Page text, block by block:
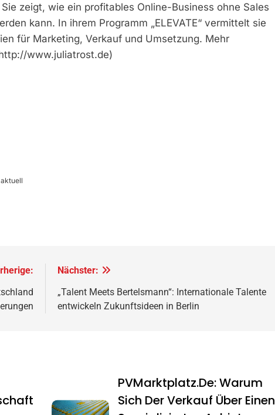
zeigt, wie ein profitables Online-Business ohne Sales
kann. In ihrem Programm „ELEVATE“ vermittelt sie
für Marketing, Verkauf und Umsetzung. Mehr
www.juliatrost.de)
Nächster:
„Talent Meets Bertelsmann“: Internationale Talente
entwickeln Zukunftsideen in Berlin
PVMarktplatz.de: Warum
Sich Der Verkauf Über Einen